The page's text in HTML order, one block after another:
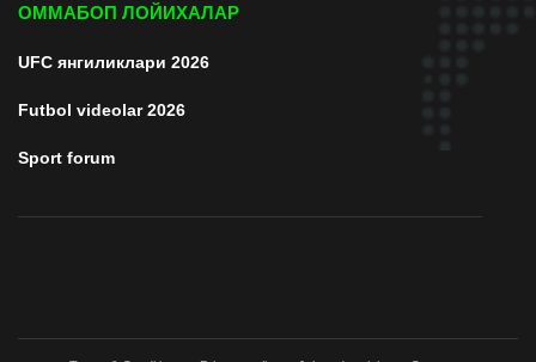
ОММАБОП ЛОЙИХАЛАР
UFC янгиликлари 2026
Futbol videolar 2026
Sport forum